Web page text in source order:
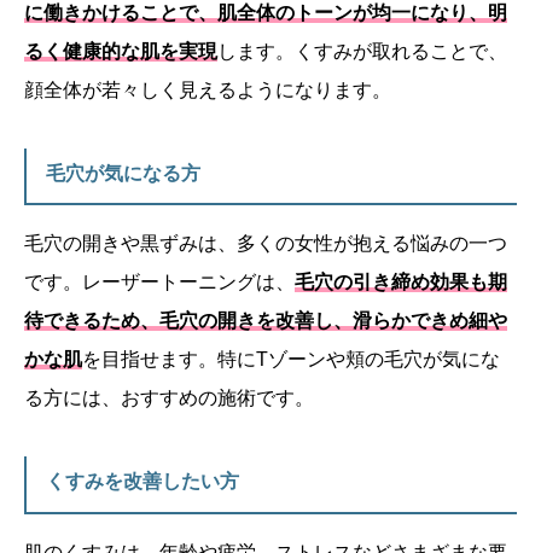
に働きかけることで、肌全体のトーンが均一になり、明
るく健康的な肌を実現します。くすみが取れることで、
顔全体が若々しく見えるようになります。
毛穴が気になる方
毛穴の開きや黒ずみは、多くの女性が抱える悩みの一つ
です。レーザートーニングは、 毛穴の引き締め効果も期
待できるため、毛穴の開きを改善し、滑らかできめ細や
かな肌を目指せます。特にTゾーンや頬の毛穴が気にな
る方には、おすすめの施術です。
くすみを改善したい方